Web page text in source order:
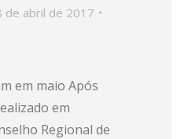
de abril de 2017
em maio Após
em
Regional de